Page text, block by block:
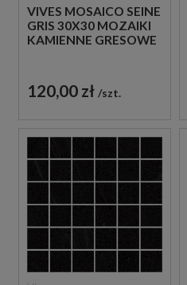
VIVES MOSAICO SEINE
GRIS 30X30 MOZAIKI
KAMIENNE GRESOWE
120,00 zł szt.